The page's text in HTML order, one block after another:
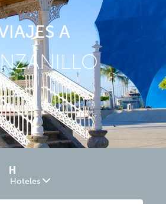
A
Hoteles